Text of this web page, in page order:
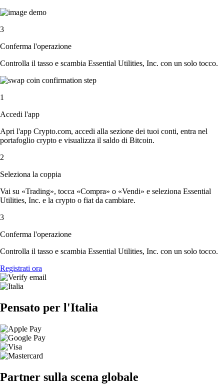
3
Conferma l'operazione
Controlla il tasso e scambia Essential Utilities, Inc. con un solo tocco.
1
Accedi l'app
Apri l'app Crypto.com, accedi alla sezione dei tuoi conti, entra nel
portafoglio crypto e visualizza il saldo di Bitcoin.
2
Seleziona la coppia
Vai su «Trading», tocca «Compra» o «Vendi» e seleziona Essential
Utilities, Inc. e la crypto o fiat da cambiare.
3
Conferma l'operazione
Controlla il tasso e scambia Essential Utilities, Inc. con un solo tocco.
Registrati ora
Pensato per l'Italia
Partner sulla scena globale